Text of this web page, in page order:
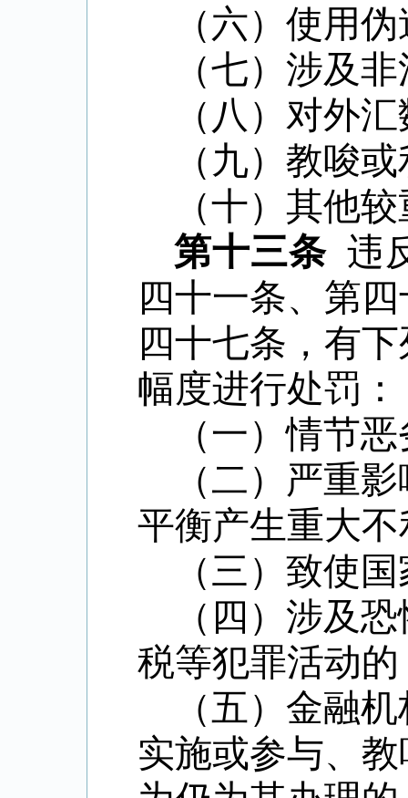
（六）使用
（七）涉及
（八）对外
（九）教唆
（十）其他
第十三条 违
四十一条、第
四十七条，有
幅度进行处罚：
（一）情节
（二）严重
平衡产生重大
（三）致使
（四）涉及
税等犯罪活动的
（五）金融
实施或参与、